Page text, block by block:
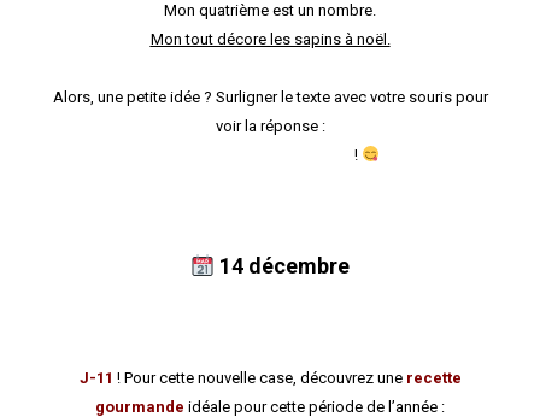
Mon quatrième est un nombre.
Mon tout décore les sapins à noël.
Alors, une petite idée ? Surligner le texte avec votre souris pour
voir la réponse :
!
14 décembre
J-11 ! Pour cette nouvelle case, découvrez une recette
gourmande idéale pour cette période de l’année :